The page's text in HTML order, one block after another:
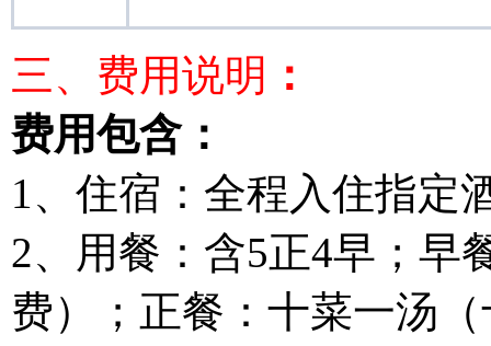
三、费用说明 ：
费用包含：
1、住宿：全程入住指定
2、用餐：含5正4早；早
费）；正餐：十菜一汤